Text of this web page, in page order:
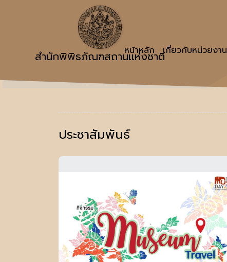
สำนักพิพิธภัณฑสถานเเห่งชาติ
หน้าหลัก เกี่ยวกับหน่วยงาน
ประชาสัมพันธ์